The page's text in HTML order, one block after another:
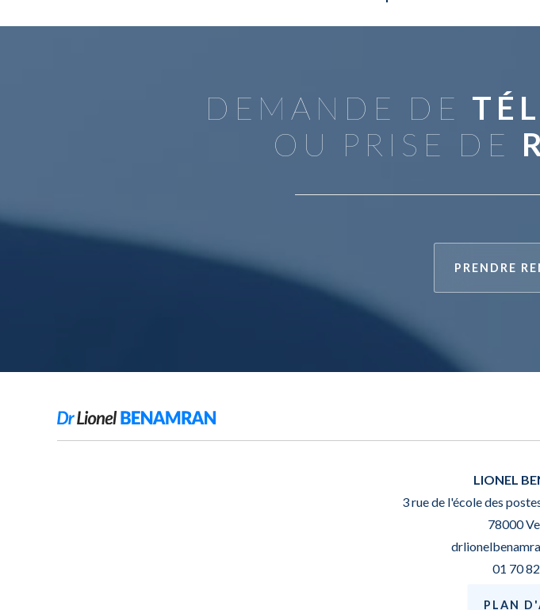
DEMANDE DE
OU PRISE DE
PRENDRE
LIONEL
3 rue de l'école des
78000
01 70
PLAN